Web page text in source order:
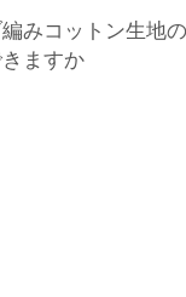
みコットン生地
ますか